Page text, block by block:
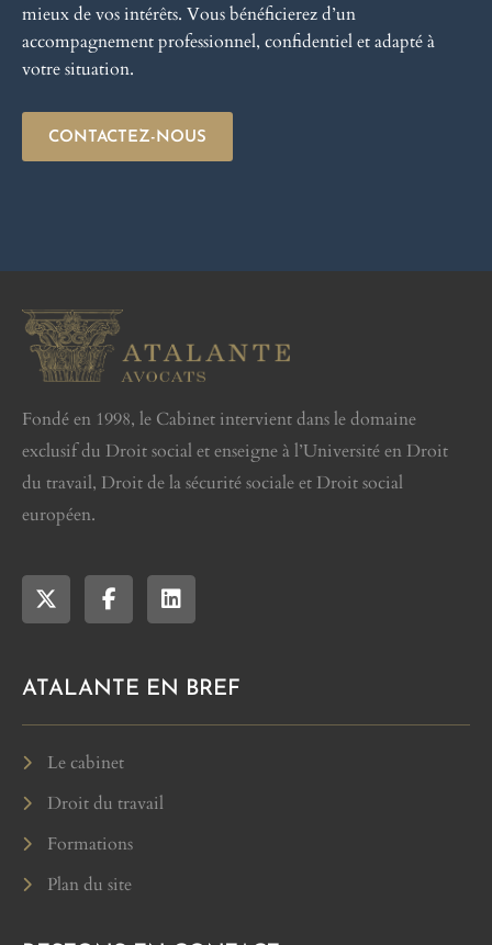
mieux de vos intérêts. Vous bénéficierez d’un
accompagnement professionnel, confidentiel et adapté à
votre situation.
CONTACTEZ-NOUS
Fondé en 1998, le Cabinet intervient dans le domaine
exclusif du Droit social et enseigne à l’Université en Droit
du travail, Droit de la sécurité sociale et Droit social
européen.
ATALANTE EN BREF
Le cabinet
Droit du travail
Formations
Plan du site